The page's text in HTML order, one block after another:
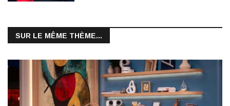
SUR LE MÊME THÈME...